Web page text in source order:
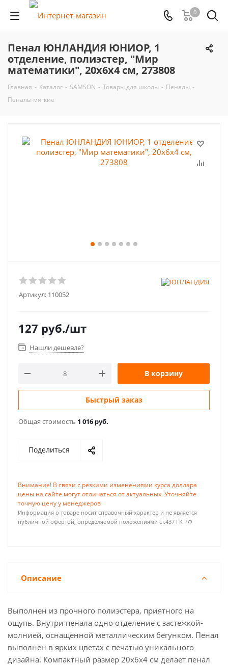
0
Пенал ЮНЛАНДИЯ ЮНИОР, 1
отделение, полиэстер, "Мир
математики", 20х6х4 см, 273808
Главная - Каталог - SAMSON - Товары для школы - Пеналы -
Пеналы мягкие
Артикул: 110052
127 руб./шт
Нашли дешевле?
В корзину
Быстрый заказ
Общая стоимость 1 016 руб.
Поделиться
Внимание! В связи с резкими изменениями курса доллара
цены на сайте могут отличаться от актуальных. Уточняйте
точную цену у менеджеров
Информация о товаре носит справочный характер и не является
публичной офертой, определяемой положениями ст.437 ГК РФ
Описание
Выполнен из прочного полиэстера, приятного на
ощупь. Внутри пенала одно отделение с застежкой-
молнией, оснащенной металлическим бегунком. Пенал
выполнен в ярких цветах с печатью уникального
дизайна. Компактный размер 20х6х4 см делает пенал